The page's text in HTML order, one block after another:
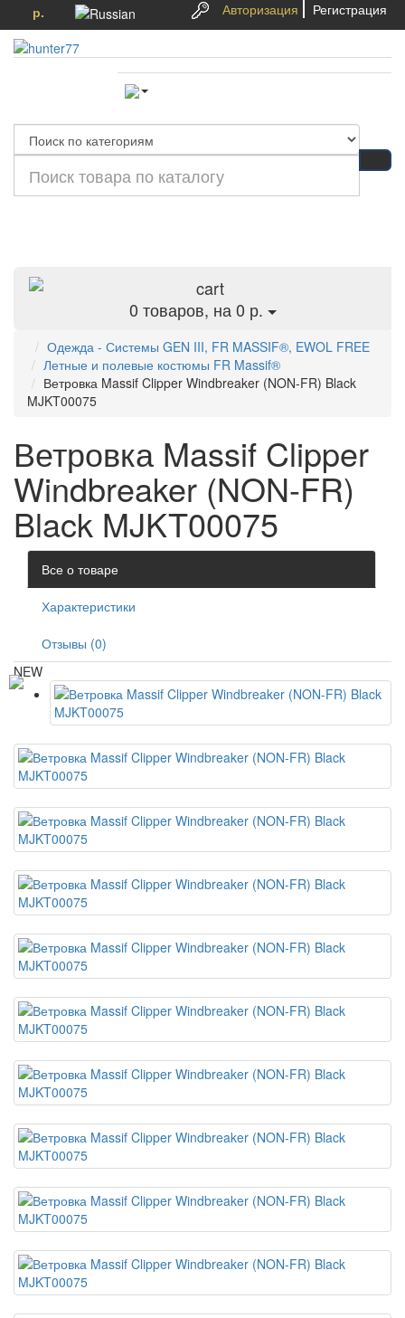
р. Авторизация Регистрация
0 товаров, на 0 р.
Одежда - Системы GEN III, FR MASSIF®, EWOL FREE
Летные и полевые костюмы FR Massif®
Ветровка Massif Clipper Windbreaker (NON-FR) Black
MJKT00075
Ветровка Massif Clipper
Windbreaker (NON-FR)
Black MJKT00075
Все о товаре
Характеристики
Отзывы (0)
NEW